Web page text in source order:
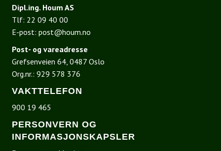
Dipl.ing. Houm AS
Tlf: 22 09 40 00
E-post: post@houm.no
Post- og vareadresse
Grefsenveien 64, 0487 Oslo
Org.nr.: 929 578 376
VAKTTELEFON
900 19 465
PERSONVERN OG
INFORMASJONSKAPSLER